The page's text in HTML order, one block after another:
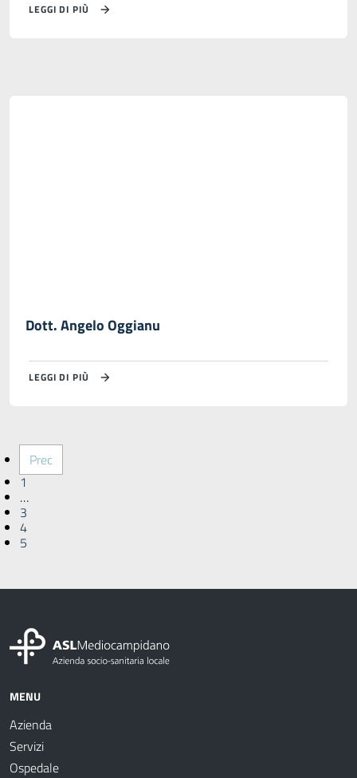
LEGGI DI PIÙ
Dott. Angelo Oggianu
LEGGI DI PIÙ
Prec
1
…
3
4
5
MENU
Azienda
Servizi
Ospedale